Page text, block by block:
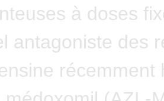
à doses
antagoniste des
récemment